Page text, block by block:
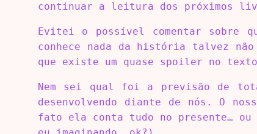
continuar a leitura dos próximos
Evitei o possível comentar sobre
conhece nada da história talvez
que existe um quase spoiler no
Nem sei qual foi a previsão de
desenvolvendo diante de nós. O
fato ela conta tudo no presente…